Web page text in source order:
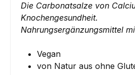
Die Carbonatsalze von
Knochengesundheit.
Nahrungsergänzungsmittel
Vegan
von Natur aus ohne